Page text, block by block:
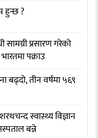
हुन्छ ?
सामग्री प्रसारण गरेको
पक्राउ
बढ्दो, तीन वर्षमा ५६९
स्वास्थ्य विज्ञान
बन्ने